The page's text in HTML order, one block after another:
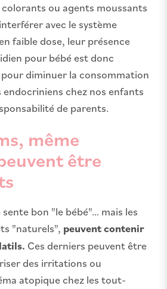
ou agents moussants
avec le système
faible dose, leur présence
pour bébé est donc
diminuer la consommation
chez nos enfants
de parents.
même
être
sente bon "le bébé"… mais les
"naturels", peuvent contenir
Ces derniers peuvent être
des irritations ou
atopique chez les tout-